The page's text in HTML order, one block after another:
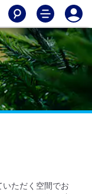
ただく空間でお